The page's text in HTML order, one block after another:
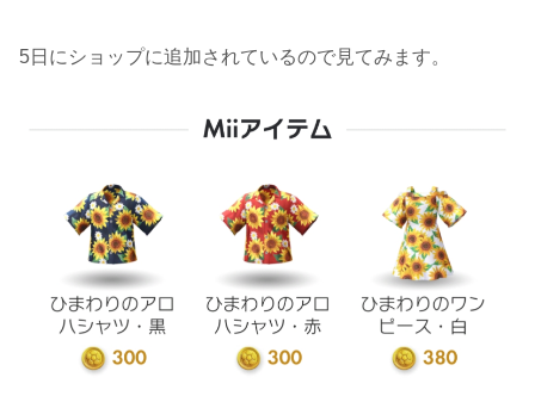
5日にショップに追加されているので見てみます。